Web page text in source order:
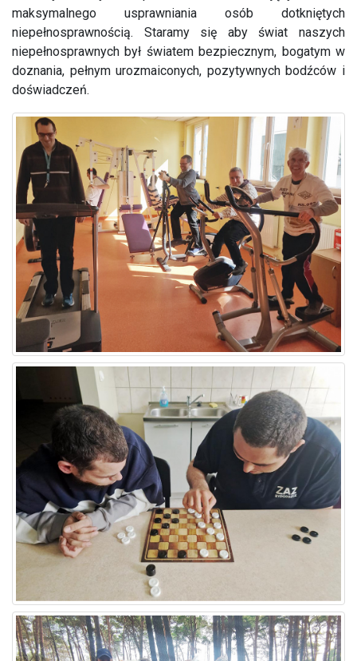
maksymalnego usprawniania osób dotkniętych
niepełnosprawnością. Staramy się aby świat naszych
niepełnosprawnych był światem bezpiecznym, bogatym w
doznania, pełnym urozmaiconych, pozytywnych bodźców i
doświadczeń.